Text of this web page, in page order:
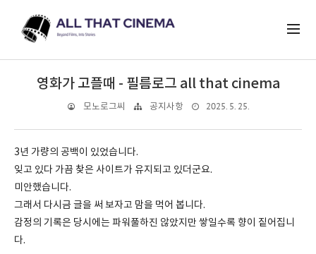
영화가 고플때 - 필름로그 all that cinema
모노로그씨 공지사항 2025. 5. 25.
3년 가량의 공백이 있었습니다.
잊고 있다 가끔 찾은 사이트가 유지되고 있더군요.
미안했습니다.
그래서 다시금 글을 써 보자고 맘을 먹어 봅니다.
감정의 기록은 당시에는 파워풀하진 않았지만 쌓일수록 향이 짙어집니
다.